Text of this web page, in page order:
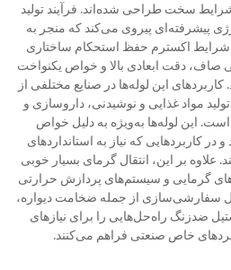
سخت طراحی شده‌اند. فرآیند تولید
پیشرفته‌ای پیروی می‌کند که منجر به
شرایط اکسترم حفظ استحکام ساختاری
صاف، دقت ابعادی بالا و خواص یکنواخت
این لوله‌ها در صنایع مختلفی از
مواد غذایی و نوشیدنی، داروسازی و
این لوله‌ها به‌ویژه به دلیل خواص
کاربردهایی که نیاز به استانداردهای
علاوه بر این، انتقال گرمای بسیار خوبی
گرمایی و سیستم‌های پردازش حرارتی
از جمله ضخامت دیواره،
ضدزنگ راه‌حل‌هایی را برای نیازهای
خاص صنعتی فراهم می‌کنند.